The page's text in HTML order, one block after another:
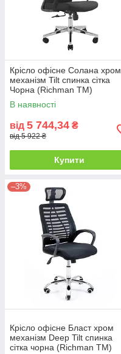
Крісло офісне Солана хром
механізм Tilt спинка сітка
Чорна (Richman ТМ)
В наявності
від 5 744,34 ₴
від 5 922 ₴
Купити
–3%
Крісло офісне Бласт хром
механізм Deep Tilt спинка
сітка чорна (Richman ТМ)